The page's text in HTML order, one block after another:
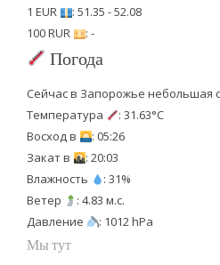
1 EUR
: 51.35 - 52.08
100 RUR
: -
Погода
Сейчас в Запорожье небольшая
Температура
: 31.63°C
Восход в
: 05:26
Закат в
: 20:03
Влажность
: 31%
Ветер
: 4.83 м.с.
Давление
: 1012 hPa
Мы тут